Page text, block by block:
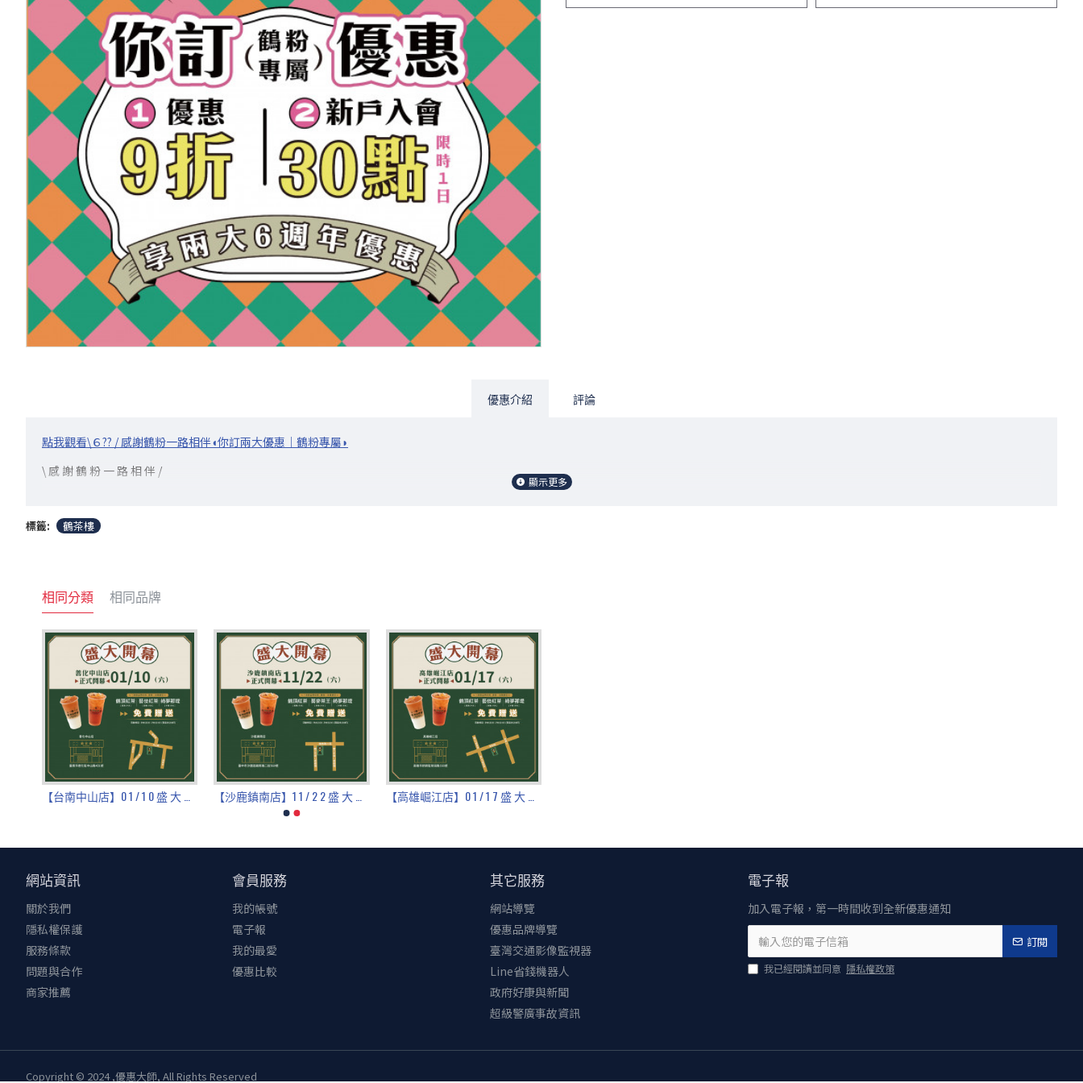
優惠介紹 評論
點我觀看\６?? / 感謝鶴粉一路相伴◖你訂兩大優惠｜鶴粉專屬◗
\ 感 謝 鶴 粉 一 路 相 伴 /
享 兩 大 6 週 年 優 惠
?▸9折優惠 ❙ 4/21～4/23
‧ 每位會員限折一次
‧ 打開「你訂」進入鶴茶樓點餐頁面
‧ 結帳前至「現折活動」選擇「使用折扣碼」
‧ 輸入折扣碼「HCL666」
‧ 不限杯數，單筆可享9折
?▸首次入會送30點 ❙ 4/13
‧ 發放時間：4/13(限時1日)
‧ 新戶打開「你訂」進入鶴茶樓點餐頁面
‧ 結帳前至「優惠券與會員」勾選「點數」
\ 立即享6週年限定優惠 /
—— —— ☆?6꙳∗⋆⊹ —— ——
◖活動說明◗
‧ 優惠不得併用(自取環保杯折扣除外)，結帳前請擇一使用
‧ 不適用門市：誠品480店
標籤: 鶴茶樓
相同分類 相同品牌
【台南中山店】0 1 / 1 0 盛 大 開 張！ 【沙鹿鎮南店】1 1 / 2 2 盛 大 開 張！ 【高雄崛江店】0 1 / 1 7 盛 大 開 張！
網站資訊
關於我們
隱私權保護
服務條款
問題與合作
商家推薦
會員服務
我的帳號
電子報
我的最愛
優惠比較
其它服務
網站導覽
優惠品牌導覽
臺灣交通影像監視器
Line省錢機器人
政府好康與新聞
超級警廣事故資訊
電子報
加入電子報，第一時間收到全新優惠通知
訂閱
我已經閱讀並同意 隱私權政策
Copyright © 2024 ,優惠大師, All Rights Reserved